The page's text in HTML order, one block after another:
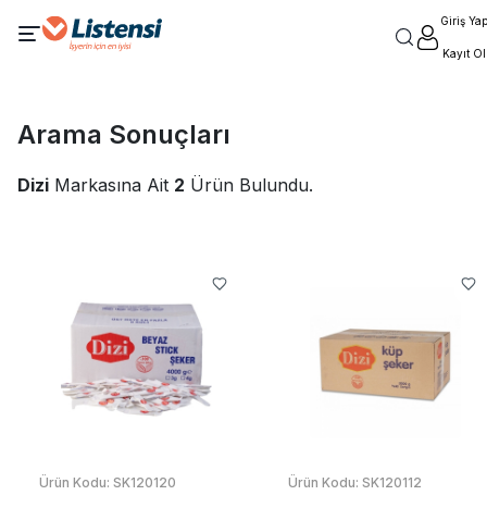
Giriş Yap
Kayıt Ol
Arama Sonuçları
Dizi Markasına Ait 2 Ürün Bulundu.
Ürün Kodu: SK120120 Ürün Kodu: SK120112